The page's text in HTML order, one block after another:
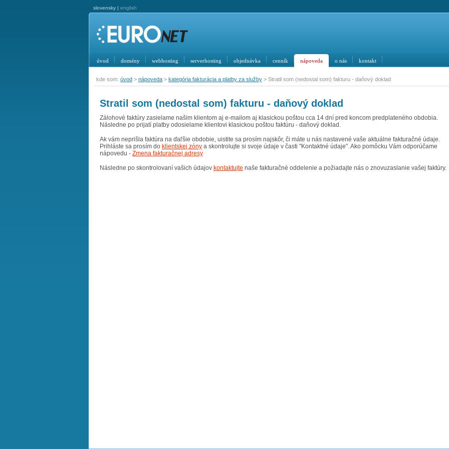
slovensky | english
úvod domény webhosting serverhosting objednávka cenník nápoveda o nás kontakt
kde som: úvod > nápoveda > kategória fakturácia a platby za služby > Stratil som (nedostal som) fakturu - daňový doklad
Stratil som (nedostal som) fakturu - daňový doklad
Zálohové faktúry zasielame našim klientom aj e-mailom aj klasickou poštou cca 14 dní pred koncom predplateného obdobia.
Následne po prijatí platby odosielame klientovi klasickou poštou faktúru - daňový doklad.
Ak vám neprišla faktúra na ďaľšie obdobie, uistite sa prosím najskôr, či máte u nás nastavené vaše aktuálne fakturačné údaje.
Prihláste sa prosím do klientskej zóny a skontrolujte si svoje údaje v časti "Kontaktné údaje". Ako pomôcku Vám odporúčame
nápovedu - Zmena fakturačnej adresy
Následne po skontrolovaní vašich údajov kontaktujte naše fakturačné oddelenie a požiadajte nás o znovuzaslanie vašej faktúry.